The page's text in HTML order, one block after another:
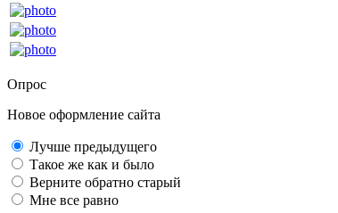
Опрос
Новое оформление сайта
Лучше предыдущего
Такое же как и было
Верните обратно старый
Мне все равно